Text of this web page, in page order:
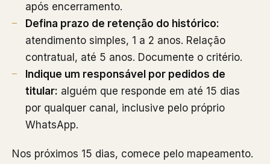
após encerramento.
Defina prazo de retenção do histórico:
atendimento simples, 1 a 2 anos. Relação
contratual, até 5 anos. Documente o critério.
Indique um responsável por pedidos de
titular: alguém que responde em até 15 dias
por qualquer canal, inclusive pelo próprio
WhatsApp.
Nos próximos 15 dias, comece pelo mapeamento.